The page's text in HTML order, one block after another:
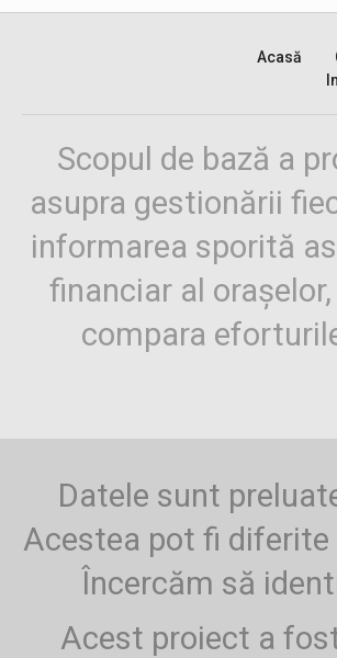
Acasă
Scopul de bază a
asupra gestionării
informarea sporită
financiar al
compara
Datele sunt
Acestea pot fi
Încercăm să
Acest proiect a